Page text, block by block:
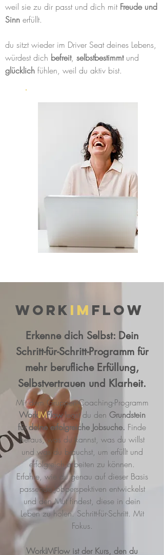
weil sie zu dir passt und dich mit Freude und
Sinn erfüllt.
du sitzt wieder im Driver Seat deines Lebens,
würdest dich befreit, selbstbestimmt und
glücklich fühlen, weil du aktiv bist.
WORK IM FLOW
Erkenne dich Selbst: Dein
Schritt-für-Schritt-Programm für
mehr berufliche Erfüllung,
Selbstvertrauen und Klarheit.
Mit dem Gruppen-Coaching-Programm
WorkIMFlowlegst du den Grundstein
für deine erfolgreiche Jobsuche. Finde
heraus, was du kannst, was du willst
und was du brauchst, um erfüllt und
erfolgreich arbeiten zu können.
Erfahre, wie du genau auf dieser Basis
passende Jobperspektiven entwickelst
und den Mut findest, diese in dein
Leben zu holen. Schritt-für-Schritt. Mit
Fokus.
WorkIMFlow ist der Kurs, den du